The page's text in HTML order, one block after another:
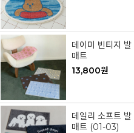
데이미 빈티지 발
매트
13,800원
데일리 소프트 발
매트 (01-03)